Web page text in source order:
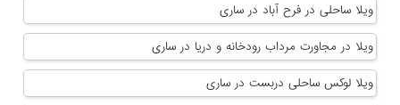
ویلا ساحلی در فرح آباد در ساری
ویلا در مجاورت مرداب رودخانه و دریا در ساری
ویلا لوکس ساحلی دربست در ساری